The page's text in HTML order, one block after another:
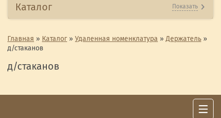
Каталог Показать
Главная » Каталог » Удаленная номенклатура » Держатель »
д/стаканов
д/стаканов